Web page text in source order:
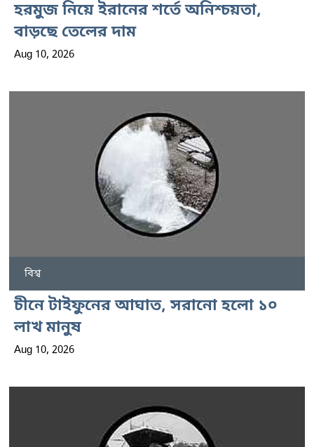
হরমুজ নিয়ে ইরানের শর্তে অনিশ্চয়তা,
বাড়ছে তেলের দাম
Aug 10, 2026
বিশ্ব
চীনে টাইফুনের আঘাত, সরানো হলো ১০
লাখ মানুষ
Aug 10, 2026